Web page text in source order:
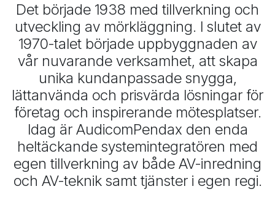
Det började 1938 med tillverkning och
utveckling av mörkläggning. I slutet av
1970-talet började uppbyggnaden av
vår nuvarande verksamhet, att skapa
unika kundanpassade snygga,
lättanvända och prisvärda lösningar för
företag och inspirerande mötesplatser.
Idag är AudicomPendax den enda
heltäckande systemintegratören med
egen tillverkning av både AV-inredning
och AV-teknik samt tjänster i egen regi.